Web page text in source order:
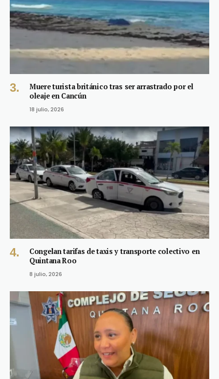
Muere turista británico tras ser arrastrado por el
oleaje en Cancún
18 julio, 2026
Congelan tarifas de taxis y transporte colectivo en
Quintana Roo
8 julio, 2026